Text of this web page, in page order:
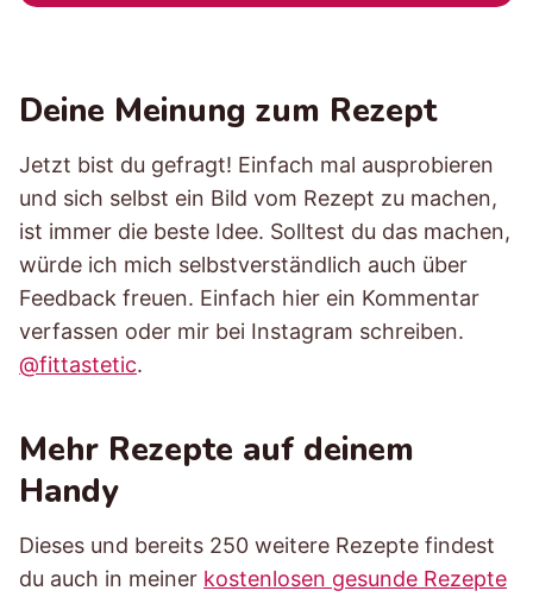
Deine Meinung zum Rezept
Jetzt bist du gefragt! Einfach mal ausprobieren
und sich selbst ein Bild vom Rezept zu machen,
ist immer die beste Idee. Solltest du das machen,
würde ich mich selbstverständlich auch über
Feedback freuen. Einfach hier ein Kommentar
verfassen oder mir bei Instagram schreiben.
@fittastetic.
Mehr Rezepte auf deinem
Handy
Dieses und bereits 250 weitere Rezepte findest
du auch in meiner kostenlosen gesunde Rezepte